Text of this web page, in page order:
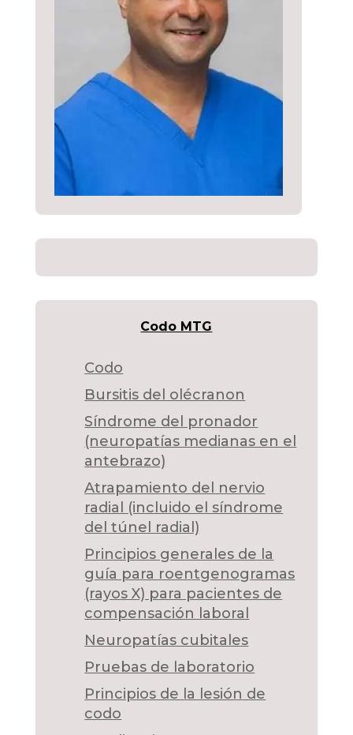
Codo MTG
Codo
Bursitis del olécranon
Síndrome del pronador
(neuropatías medianas en el
antebrazo)
Atrapamiento del nervio
radial (incluido el síndrome
del túnel radial)
Principios generales de la
guía para roentgenogramas
(rayos X) para pacientes de
compensación laboral
Neuropatías cubitales
Pruebas de laboratorio
Principios de la lesión de
codo